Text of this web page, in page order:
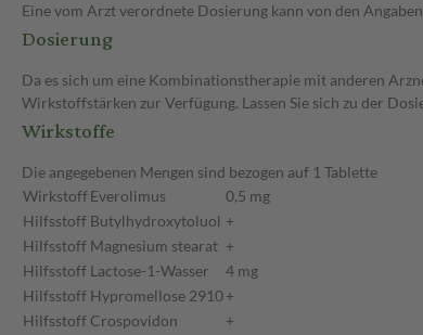
Eine vom Arzt verordnete Dosierung kann von den
Dosierung
Da es sich um eine Kombinationstherapie mit anderen
Wirkstoffstärken zur Verfügung. Lassen Sie sich zu der
Wirkstoffe
Die angegebenen Mengen sind bezogen auf 1 Tablette
WirkstoffEverolimus
0,5 mg
Hilfsstoff Butylhydroxytoluol +
Hilfsstoff Magnesium stearat +
Hilfsstoff Lactose-1-Wasser
4 mg
Hilfsstoff Hypromellose 2910+
Hilfsstoff Crospovidon
+